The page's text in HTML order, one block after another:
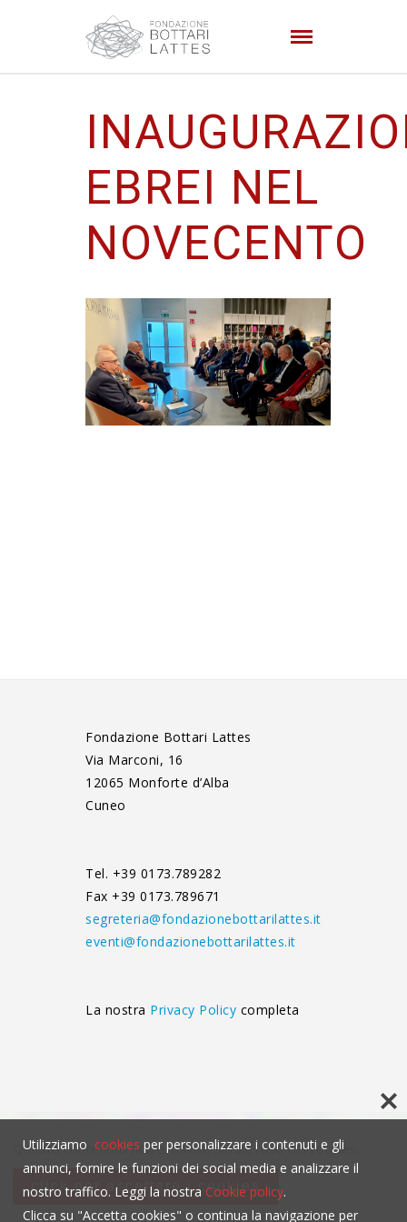
EBREI NEL
NOVECENTO
Fondazione Bottari Lattes
Via Marconi, 16
12065 Monforte d’Alba
Cuneo
Tel. +39 0173.789282
Fax +39 0173.789671
segreteria@fondazionebottarilattes.it
eventi@fondazionebottarilattes.it
La nostra Privacy Policy completa
Questo contenuto non è visibile senza l'uso dei cookies.
click per accettare i cookies
Utilizziamo cookies per personalizzare i contenuti e gli
annunci, fornire le funzioni dei social media e analizzare il
nostro traffico. Leggi la nostra Cookie policy.
Clicca su "Accetta cookies" o continua la navigazione per